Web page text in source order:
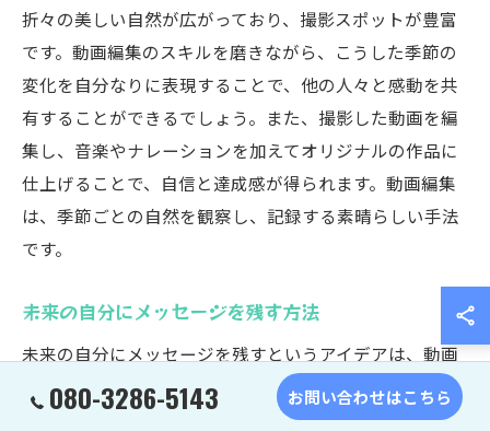
折々の美しい自然が広がっており、撮影スポットが豊富
です。動画編集のスキルを磨きながら、こうした季節の
変化を自分なりに表現することで、他の人々と感動を共
有することができるでしょう。また、撮影した動画を編
集し、音楽やナレーションを加えてオリジナルの作品に
仕上げることで、自信と達成感が得られます。動画編集
は、季節ごとの自然を観察し、記録する素晴らしい手法
です。
未来の自分にメッセージを残す方法
未来の自分にメッセージを残すというアイデアは、動画
編集を活用したとてもユニークなプロジェクトです。小
学生が成長していく中で、その時々の思いや夢を動画に
080-3286-5143 お問い合わせはこちら